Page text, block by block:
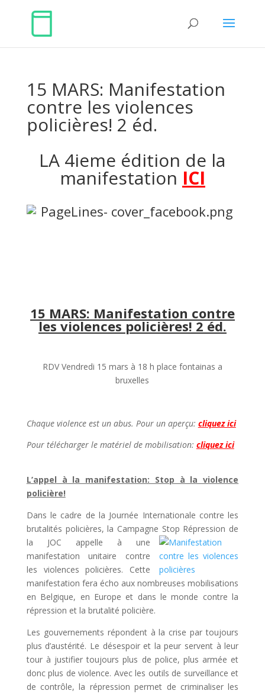
15 MARS: Manifestation
contre les violences
policières! 2 éd.
LA 4ieme édition de la
manifestation ICI
15 MARS: Manifestation contre
les violences policières! 2 éd.
RDV Vendredi 15 mars à 18 h place fontainas a
bruxelles
Chaque violence est un abus. Pour un aperçu: cliquez ici
Pour télécharger le matériel de mobilisation: cliquez ici
L’appel à la manifestation: Stop à la violence
policière!
Dans le cadre de la Journée Internationale contre les
brutalités policières, la Campagne Stop Répression de
la JOC appelle à une
manifestation unitaire contre
les violences policières. Cette
manifestation fera écho aux nombreuses mobilisations
en Belgique, en Europe et dans le monde contre la
répression et la brutalité policière.
Les gouvernements répondent à la crise par toujours
plus d’austérité. Le désespoir et la peur servent à leur
tour à justifier toujours plus de police, plus armée et
donc plus de violence. Avec les outils de surveillance et
de contrôle, la répression permet de criminaliser les